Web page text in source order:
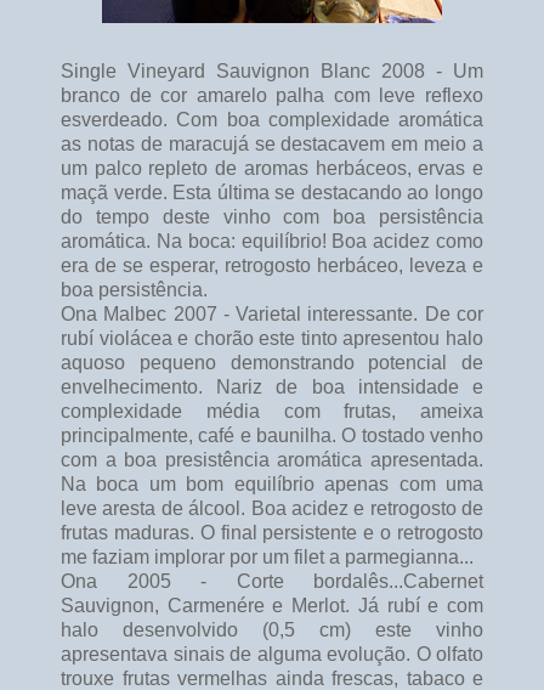
Single Vineyard Sauvignon Blanc 2008 - Um
branco de cor amarelo palha com leve reflexo
esverdeado. Com boa complexidade aromática
as notas de maracujá se destacavem em meio a
um palco repleto de aromas herbáceos, ervas e
maçã verde. Esta última se destacando ao longo
do tempo deste vinho com boa persistência
aromática. Na boca: equilíbrio! Boa acidez como
era de se esperar, retrogosto herbáceo, leveza e
boa persistência.
Ona Malbec 2007 - Varietal interessante. De cor
rubí violácea e chorão este tinto apresentou halo
aquoso pequeno demonstrando potencial de
envelhecimento. Nariz de boa intensidade e
complexidade média com frutas, ameixa
principalmente, café e baunilha. O tostado venho
com a boa presistência aromática apresentada.
Na boca um bom equilíbrio apenas com uma
leve aresta de álcool. Boa acidez e retrogosto de
frutas maduras. O final persistente e o retrogosto
me faziam implorar por um filet a parmegianna...
Ona 2005 - Corte bordalês...Cabernet
Sauvignon, Carmenére e Merlot. Já rubí e com
halo desenvolvido (0,5 cm) este vinho
apresentava sinais de alguma evolução. O olfato
trouxe frutas vermelhas ainda frescas, tabaco e